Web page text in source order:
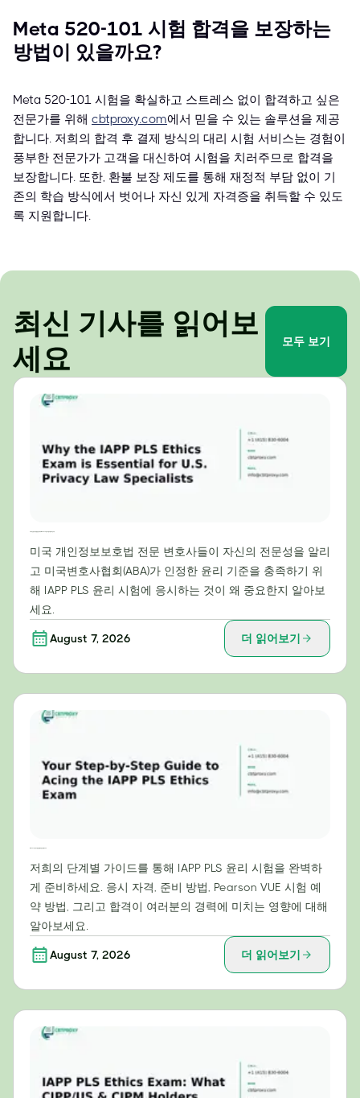
Meta 520-101 시험 합격을 보장하는
방법이 있을까요?
Meta 520-101 시험을 확실하고 스트레스 없이 합격하고 싶은
전문가를 위해 cbtproxy.com에서 믿을 수 있는 솔루션을 제공
합니다. 저희의 합격 후 결제 방식의 대리 시험 서비스는 경험이
풍부한 전문가가 고객을 대신하여 시험을 치러주므로 합격을
보장합니다. 또한, 환불 보장 제도를 통해 재정적 부담 없이 기
존의 학습 방식에서 벗어나 자신 있게 자격증을 취득할 수 있도
록 지원합니다.
최신 기사를 읽어보
세요
모두 보기
미국 개인정보보호법 전문 변호사들이 자신의 전문성을 알리
고 미국변호사협회(ABA)가 인정한 윤리 기준을 충족하기 위
해 IAPP PLS 윤리 시험에 응시하는 것이 왜 중요한지 알아보
세요.
August 7, 2026 더 읽어보기
저희의 단계별 가이드를 통해 IAPP PLS 윤리 시험을 완벽하
게 준비하세요. 응시 자격, 준비 방법, Pearson VUE 시험 예
약 방법, 그리고 합격이 여러분의 경력에 미치는 영향에 대해
알아보세요.
August 7, 2026 더 읽어보기